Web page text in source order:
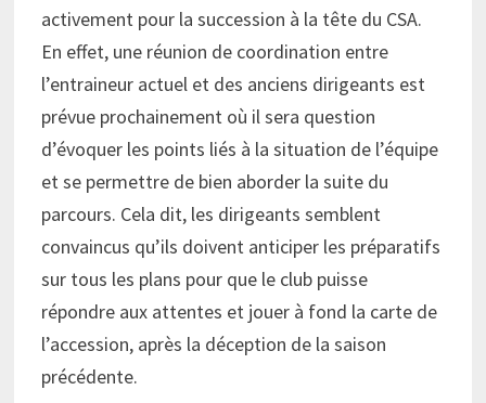
activement pour la succession à la tête du CSA.
En effet, une réunion de coordination entre
l’entraineur actuel et des anciens dirigeants est
prévue prochainement où il sera question
d’évoquer les points liés à la situation de l’équipe
et se permettre de bien aborder la suite du
parcours. Cela dit, les dirigeants semblent
convaincus qu’ils doivent anticiper les préparatifs
sur tous les plans pour que le club puisse
répondre aux attentes et jouer à fond la carte de
l’accession, après la déception de la saison
précédente.